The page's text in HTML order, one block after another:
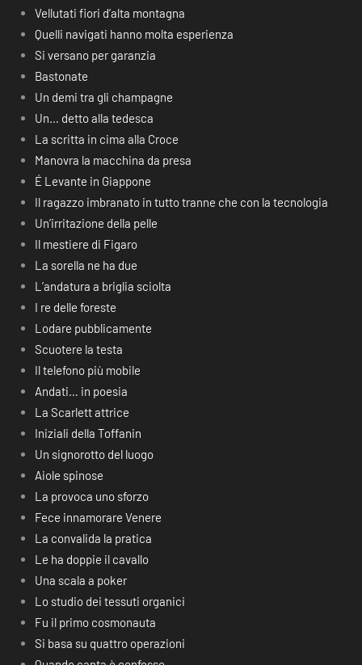
Vellutati fiori d’alta montagna
Quelli navigati hanno molta esperienza
Si versano per garanzia
Bastonate
Un demi tra gli champagne
Un… detto alla tedesca
La scritta in cima alla Croce
Manovra la macchina da presa
É Levante in Giappone
Il ragazzo imbranato in tutto tranne che con la tecnologia
Un’irritazione della pelle
Il mestiere di Figaro
La sorella ne ha due
L’andatura a briglia sciolta
I re delle foreste
Lodare pubblicamente
Scuotere la testa
Il telefono più mobile
Andati… in poesia
La Scarlett attrice
Iniziali della Toffanin
Un signorotto del luogo
Aiole spinose
La provoca uno sforzo
Fece innamorare Venere
La convalida la pratica
Le ha doppie il cavallo
Una scala a poker
Lo studio dei tessuti organici
Fu il primo cosmonauta
Si basa su quattro operazioni